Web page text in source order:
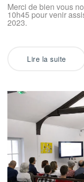
Merci de bien vous
10h45 pour venir
2023.
Lire la suite